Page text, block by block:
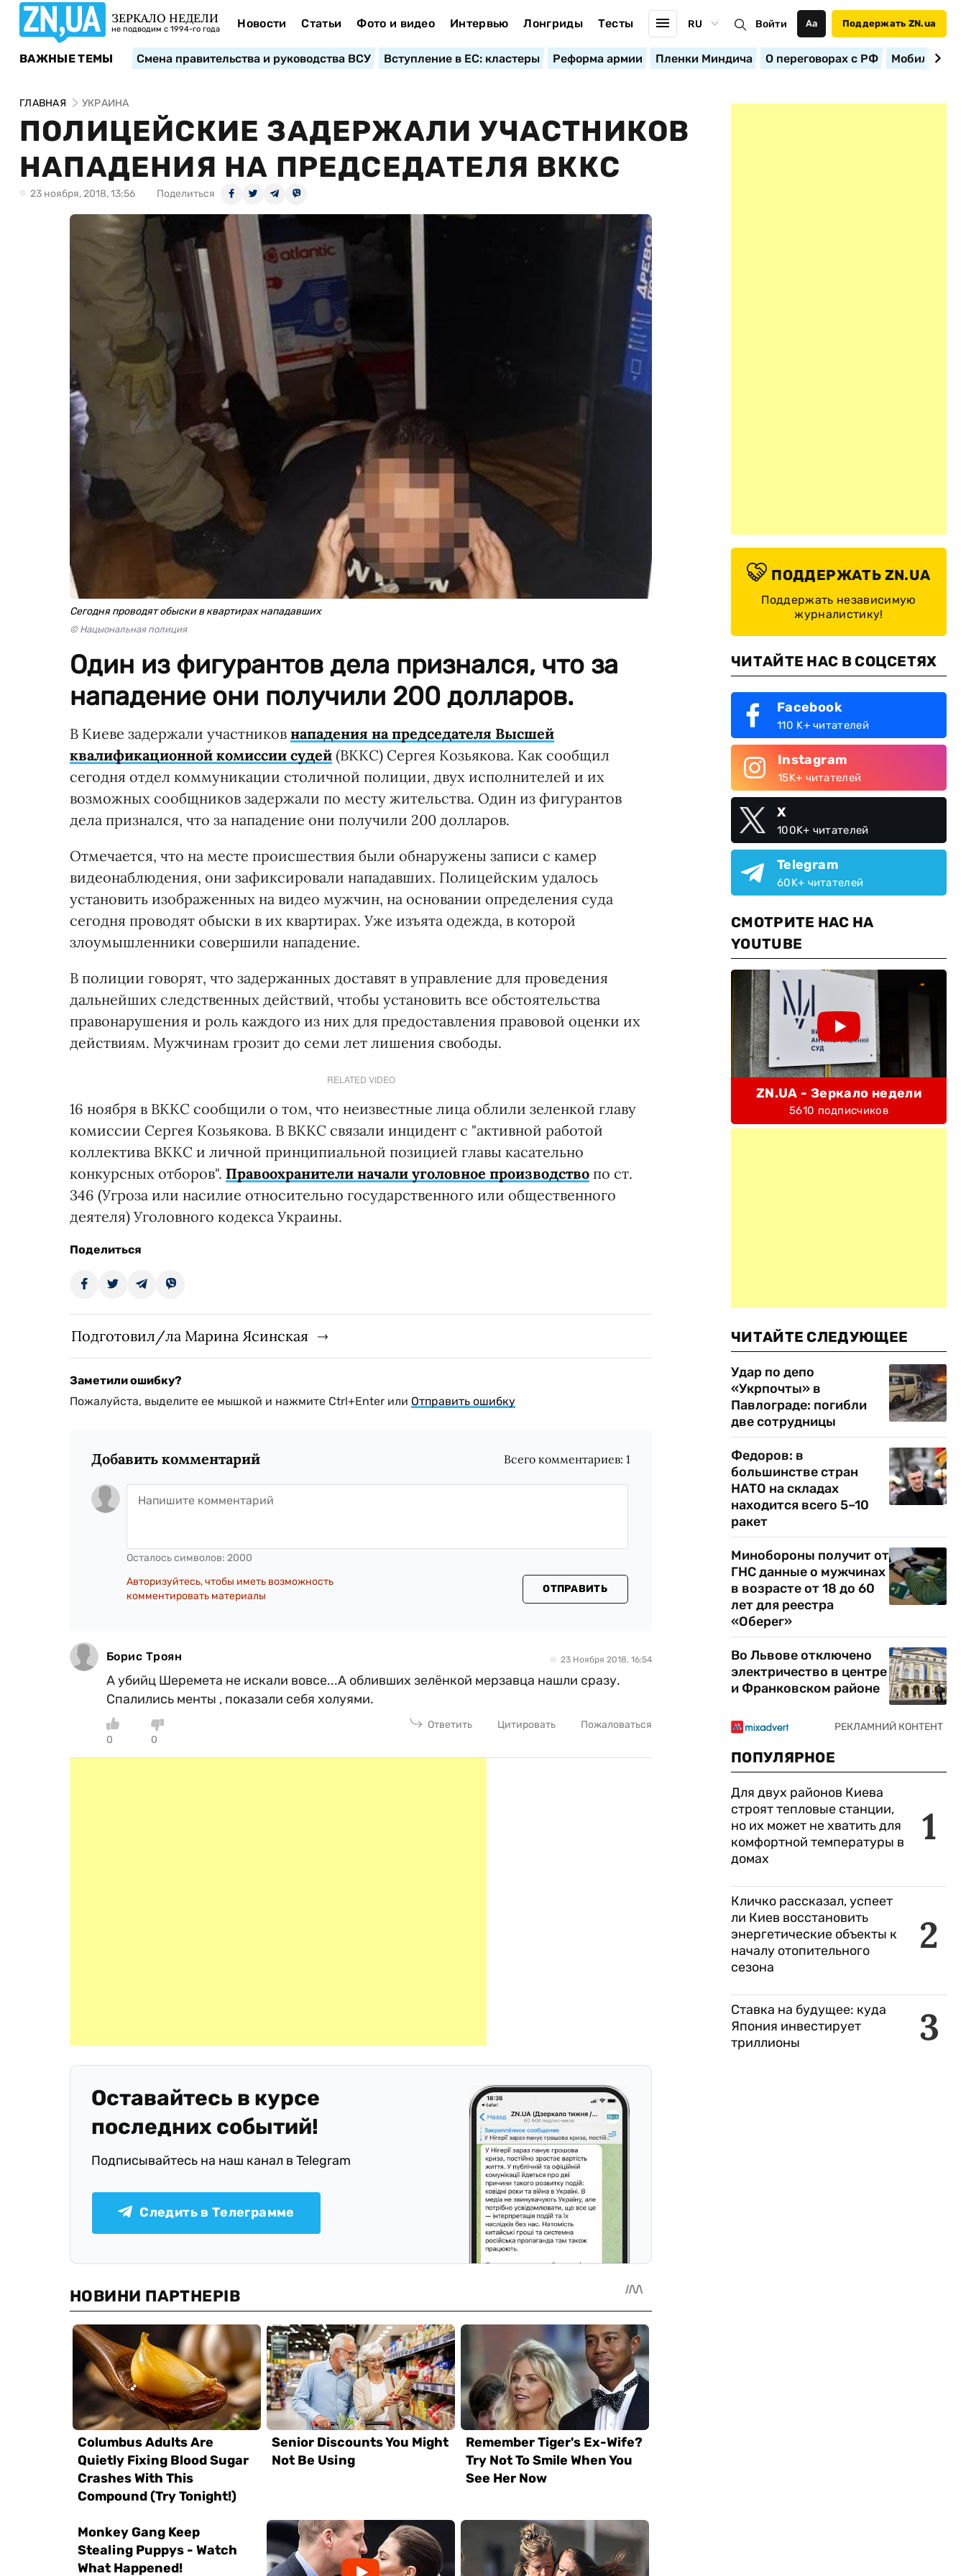
ЗЕРКАЛО НЕДЕЛИ
не подводим с 1994-го года Новости Статьи Фото и видео Интервью Лонгриды Тесты RU Войти Аа Поддержать ZN.ua
ВАЖНЫЕ ТЕМЫ Смена правительства и руководства ВСУ Вступление в ЕС: кластеры Реформа армии Пленки Миндича О переговорах с РФ
ГЛАВНАЯ УКРАИНА
ПОЛИЦЕЙСКИЕ ЗАДЕРЖАЛИ УЧАСТНИКОВ
НАПАДЕНИЯ НА ПРЕДСЕДАТЕЛЯ ВККС
23 ноября, 2018, 13:56 Поделиться
Сегодня проводят обыски в квартирах нападавших
© Нацыональная полиция
Один из фигурантов дела признался, что за
нападение они получили 200 долларов.
В Киеве задержали участников нападения на председателя Высшей
квалификационной комиссии судей (ВККС) Сергея Козьякова. Как сообщил
сегодня отдел коммуникации столичной полиции, двух исполнителей и их
возможных сообщников задержали по месту жительства. Один из фигурантов
дела признался, что за нападение они получили 200 долларов.
Отмечается, что на месте происшествия были обнаружены записи с камер
видеонаблюдения, они зафиксировали нападавших. Полицейским удалось
установить изображенных на видео мужчин, на основании определения суда
сегодня проводят обыски в их квартирах. Уже изъята одежда, в которой
злоумышленники совершили нападение.
В полиции говорят, что задержанных доставят в управление для проведения
дальнейших следственных действий, чтобы установить все обстоятельства
правонарушения и роль каждого из них для предоставления правовой оценки их
действиям. Мужчинам грозит до семи лет лишения свободы.
RELATED VIDEO
16 ноября в ВККС сообщили о том, что неизвестные лица облили зеленкой главу
комиссии Сергея Козьякова. В ВККС связали инцидент с "активной работой
коллектива ВККС и личной принципиальной позицией главы касательно
конкурсных отборов". Правоохранители начали уголовное производство по ст.
346 (Угроза или насилие относительно государственного или общественного
деятеля) Уголовного кодекса Украины.
Поделиться
Подготовил/ла Марина Ясинская
Заметили ошибку?
Пожалуйста, выделите ее мышкой и нажмите Ctrl+Enter или Отправить ошибку
Добавить комментарий Всего комментариев:1
Осталось символов: 2000
Авторизуйтесь, чтобы иметь возможность
комментировать материалы
ОТПРАВИТЬ
Борис Троян 23 Ноября 2018, 16:54
А убийц Шеремета не искали вовсе...А обливших зелёнкой мерзавца нашли сразу.
Спалились менты , показали себя холуями.
0 0
Ответить Цитировать Пожаловаться
Оставайтесь в курсе
последних событий!
Подписывайтесь на наш канал в Telegram
Следить в Телеграмме
ПОДДЕРЖАТЬ ZN.UA
Поддержать независимую
журналистику!
ЧИТАЙТЕ НАС В СОЦСЕТЯХ
Facebook
110 K+ читателей
Instagram
15K+ читателей
X
100K+ читателей
Telegram
60K+ читателей
СМОТРИТЕ НАС НА
YOUTUBE
ZN.UA - Зеркало недели
5610 подписчиков
ЧИТАЙТЕ СЛЕДУЮЩЕЕ
Удар по депо
«Укрпочты» в
Павлограде: погибли
две сотрудницы
Федоров: в
большинстве стран
НАТО на складах
находится всего 5–10
ракет
Минобороны получит от
ГНС данные о мужчинах
в возрасте от 18 до 60
лет для реестра
«Оберег»
Во Львове отключено
электричество в центре
и Франковском районе
ПОПУЛЯРНОЕ
1
Для двух районов Киева
строят тепловые станции,
но их может не хватить для
комфортной температуры в
домах
2
Кличко рассказал, успеет
ли Киев восстановить
энергетические объекты к
началу отопительного
сезона
3
Ставка на будущее: куда
Япония инвестирует
триллионы